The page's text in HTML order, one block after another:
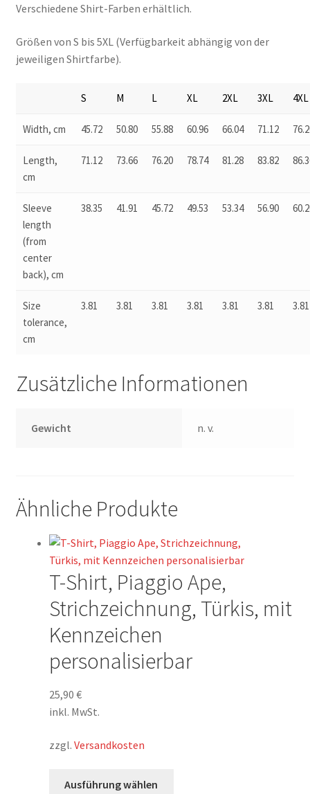
Verschiedene Shirt-Farben erhältlich.
Größen von S bis 5XL (Verfügbarkeit abhängig von der
jeweiligen Shirtfarbe).
S M L XL 2XL 3XL 4XL
Width, cm 45.72 50.80 55.88 60.96 66.04 71.12
Length,
cm
71.12 73.66 76.20 78.74 81.28 83.82
Sleeve
length
(from
center
back), cm
38.35 41.91 45.72 49.53 53.34 56.90
Size
tolerance,
cm
3.81 3.81 3.81 3.81 3.81 3.81 3.81
Zusätzliche Informationen
Gewicht n. v.
Ähnliche Produkte
T-Shirt, Piaggio Ape,
Strichzeichnung, Türkis, mit
Kennzeichen
personalisierbar
25,90 €
inkl. MwSt.
zzgl. Versandkosten
Ausführung wählen